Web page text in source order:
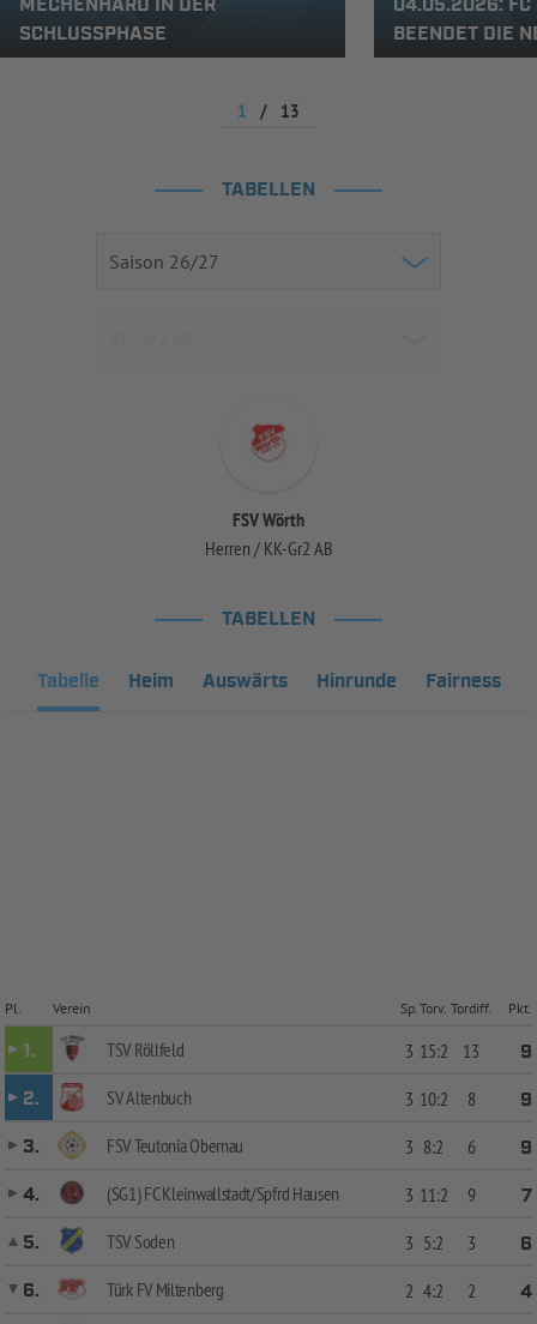
MECHENHARD IN DER
SCHLUSSPHASE
04.05.2026: FC
BEENDET DIE
1 / 13
TABELLEN
FSV Wörth
Herren / KK-Gr2 AB
TABELLEN
Tabelle Heim Auswärts Hinrunde Fairness
Pl. Verein Sp.Torv. Tordiff. Pkt.
1. TSV Röllfeld 3 15:2 13
9
2.
SV Altenbuch 3 10:2 8
9
3.
FSV Teutonia Obernau 3 8:2 6
9
4.
(SG1) FC Kleinwallstadt/Spfrd Hausen 3 11:2 9
7
5.
TSV Soden 3 5:2 3
6
6.
Türk FV Miltenberg 2 4:2 2
4